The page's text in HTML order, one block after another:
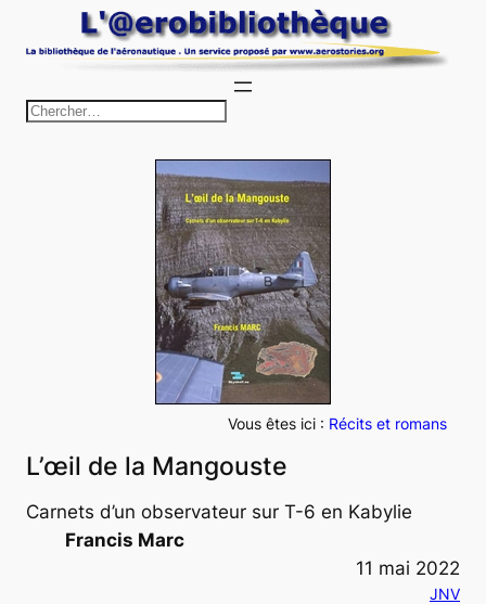
au
h
e
r
c
h
e
Vous êtes ici : Récits et romans
L’œil de la Mangouste
Carnets d’un observateur sur T-6 en Kabylie
Francis Marc
11 mai 2022
JNV